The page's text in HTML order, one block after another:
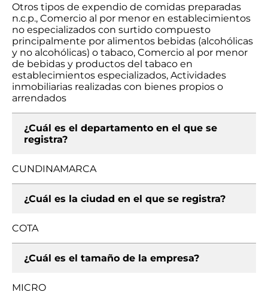
Otros tipos de expendio de comidas preparadas
n.c.p., Comercio al por menor en establecimientos
no especializados con surtido compuesto
principalmente por alimentos bebidas (alcohólicas
y no alcohólicas) o tabaco, Comercio al por menor
de bebidas y productos del tabaco en
establecimientos especializados, Actividades
inmobiliarias realizadas con bienes propios o
arrendados
¿Cuál es el departamento en el que se
registra?
CUNDINAMARCA
¿Cuál es la ciudad en el que se registra?
COTA
¿Cuál es el tamaño de la empresa?
MICRO